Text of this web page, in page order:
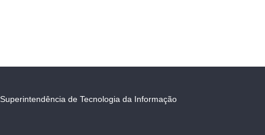
Superintendência de Tecnologia da Informação